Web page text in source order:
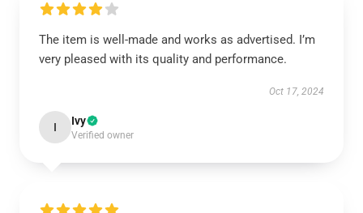
The item is well-made and works as advertised. I’m
very pleased with its quality and performance.
Oct 17, 2024
I Ivy
Verified owner